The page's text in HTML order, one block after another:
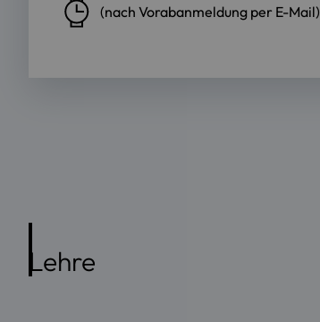
(nach Vorabanmeldung per E-Mail)
Lehre